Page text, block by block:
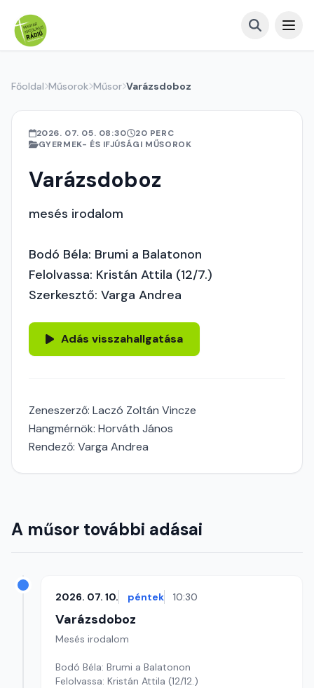
Főoldal Műsorok Műsor Varázsdoboz
2026. 07. 05. 08:30
20 PERC
GYERMEK- ÉS IFJÚSÁGI MŰSOROK
Varázsdoboz
mesés irodalom
Bodó Béla: Brumi a Balatonon
Felolvassa: Kristán Attila (12/7.)
Szerkesztő: Varga Andrea
Adás visszahallgatása
Zeneszerző: Laczó Zoltán Vincze
Hangmérnök: Horváth János
Rendező: Varga Andrea
A műsor további adásai
2026. 07. 10. péntek 10:30
Varázsdoboz
Mesés irodalom
Bodó Béla: Brumi a Balatonon
Felolvassa: Kristán Attila (12/12.)